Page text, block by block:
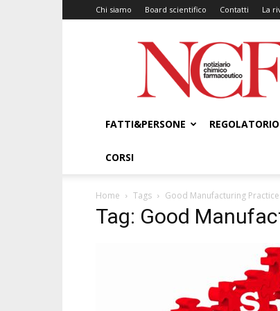
Chi siamo Board scientifico Contatti La
NCF
–
Notiziario
Chimico
FATTI&PERSONE
REGOLATORIO
CORSI
Home Tags Good Manufacturing
Tag: Good